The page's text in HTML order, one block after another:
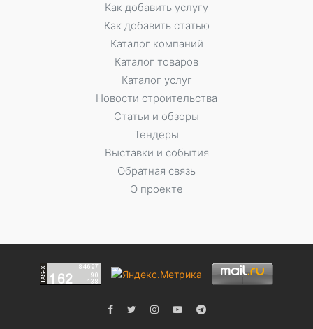
Как добавить услугу
Как добавить статью
Каталог компаний
Каталог товаров
Каталог услуг
Новости строительства
Статьи и обзоры
Тендеры
Выставки и события
Обратная связь
О проекте